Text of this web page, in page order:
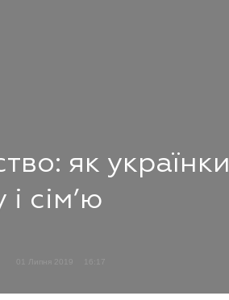
як українки
сім’ю
01 Липня 2019 16:17